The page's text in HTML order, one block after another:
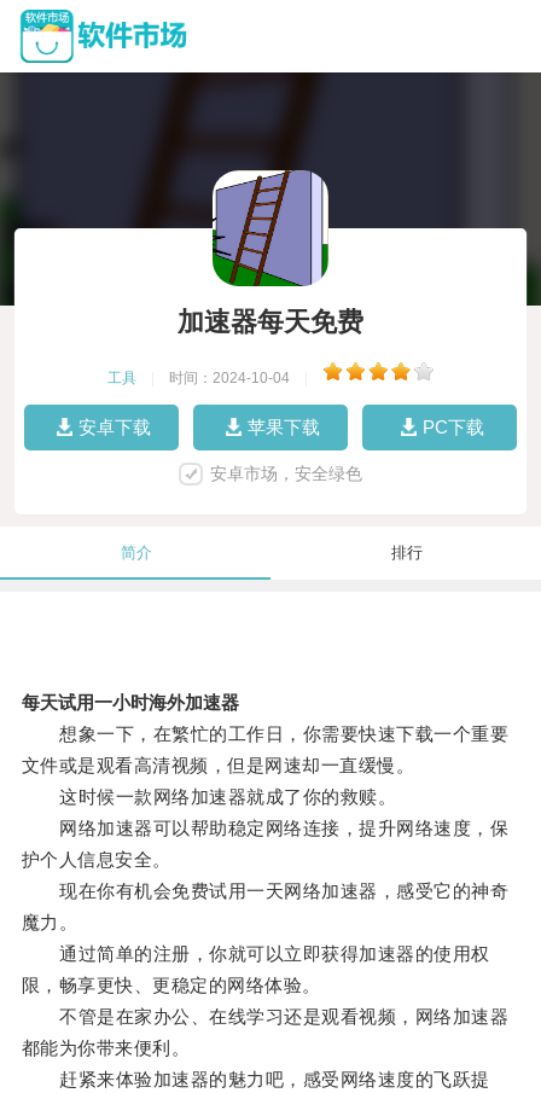
加速器每天免费
工具 时间：2024-10-04
安卓下载 苹果下载 PC下载
安卓市场，安全绿色
简介 排行
每天试用一小时海外加速器
想象一下，在繁忙的工作日，你需要快速下载一个重要
文件或是观看高清视频，但是网速却一直缓慢。
这时候一款网络加速器就成了你的救赎。
网络加速器可以帮助稳定网络连接，提升网络速度，保
护个人信息安全。
现在你有机会免费试用一天网络加速器，感受它的神奇
魔力。
通过简单的注册，你就可以立即获得加速器的使用权
限，畅享更快、更稳定的网络体验。
不管是在家办公、在线学习还是观看视频，网络加速器
都能为你带来便利。
赶紧来体验加速器的魅力吧，感受网络速度的飞跃提